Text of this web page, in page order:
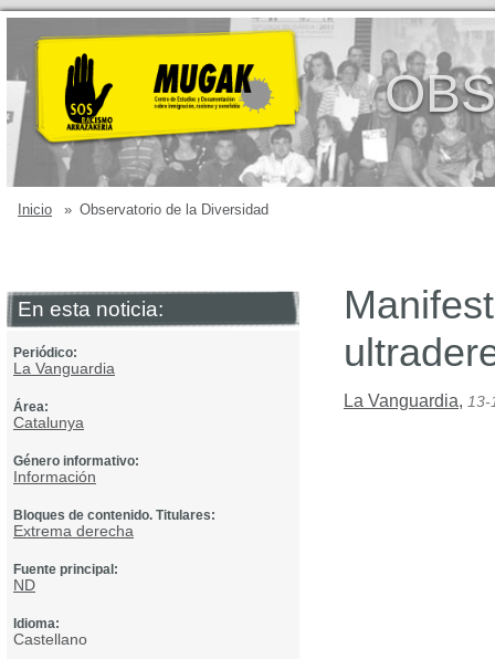
Inicio » Observatorio de la Diversidad
En esta noticia:
Periódico:
La Vanguardia
Área:
Catalunya
Género informativo:
Información
Bloques de contenido. Titulares:
Extrema derecha
Fuente principal:
ND
Idioma:
Castellano
La Vanguardia,